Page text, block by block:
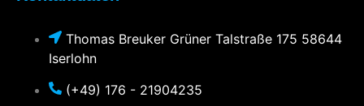
Thomas Breuker Grüner Talstraße 175 58644
Iserlohn
(+49) 176 - 21904235